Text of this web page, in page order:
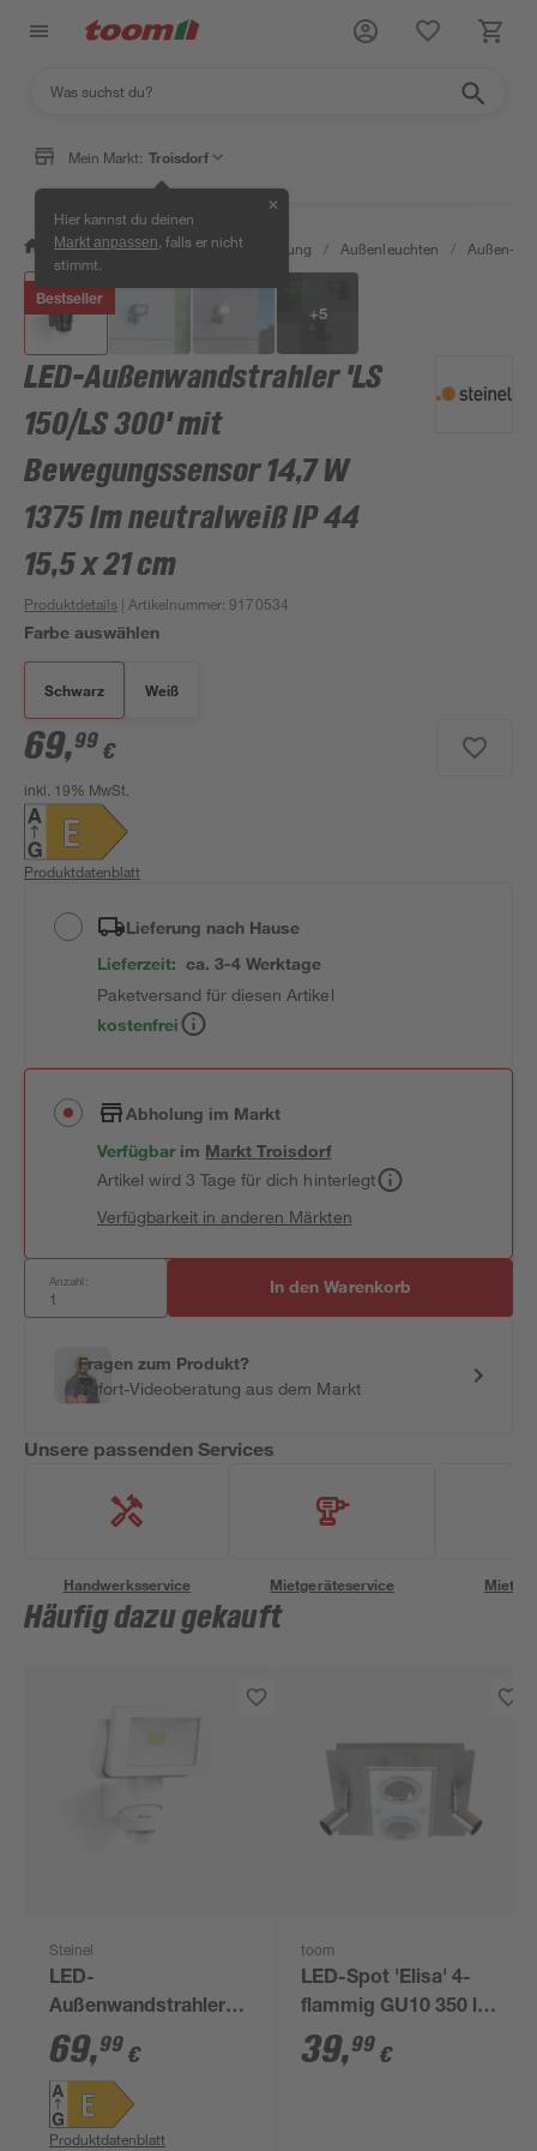
Mein Markt: Troisdorf
Hier kannst du deinen
Markt anpassen , falls er nicht
stimmt.
✕
/ Wohnen & Haushalt / Beleuchtung / Außenleuchten / Außen-
Bestseller
+5
LED-Außenwandstrahler 'LS
150/LS 300' mit
Bewegungssensor 14,7 W
1375 lm neutralweiß IP 44
15,5 x 21 cm
Produktdetails | Artikelnummer:9170534
Farbe auswählen
Schwarz Weiß
69,99 €
inkl. 19% MwSt.
Produktdatenblatt
Lieferung nach Hause
Lieferzeit: ca. 3-4 Werktage
Paketversand für diesen Artikel
kostenfrei
Abholung im Markt
Verfügbar im MarktTroisdorf
Artikel wird 3 Tage für dich hinterlegt
Verfügbarkeit in anderen Märkten
Anzahl: In den Warenkorb
Fragen zum Produkt?
Sofort-Videoberatung aus dem Markt
Unsere passenden Services
Handwerksservice Mietgeräteservice
Häufig dazu gekauft
Steinel
LED-
Außenwandstrahler
'LS 150/LS 300' mit
Bewegungssensor
14,7 W 1375 lm
neutralweiß IP 44 15,5
69,99 €
Produktdatenblatt
toom
LED-Spot 'Elisa' 4-
flammig GU10 350 lm
warmweiß 25 x 9 cm
39,99 €